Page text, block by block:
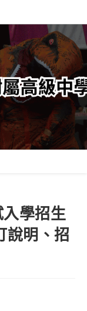
學招生
說明、招